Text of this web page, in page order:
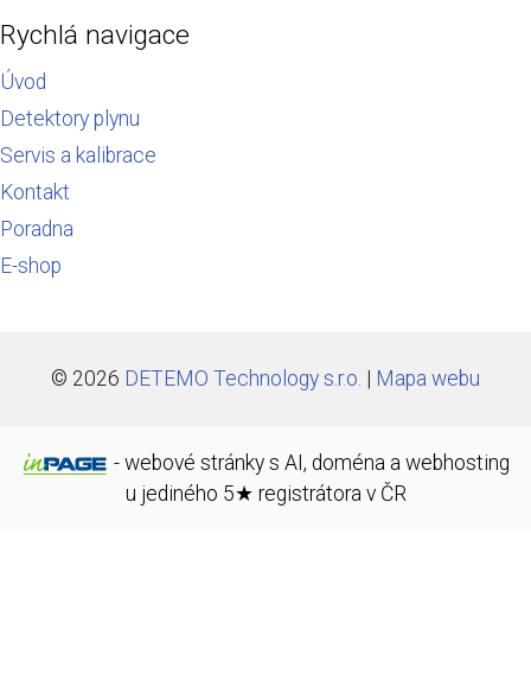
Rychlá navigace
Úvod
Detektory plynu
Servis a kalibrace
Kontakt
Poradna
E-shop
© 2026 DETEMO Technology s.r.o. Mapa webu
- webové stránky s AI, doména a webhosting
u jediného 5★ registrátora v ČR